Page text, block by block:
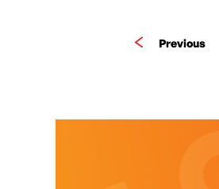
Previous